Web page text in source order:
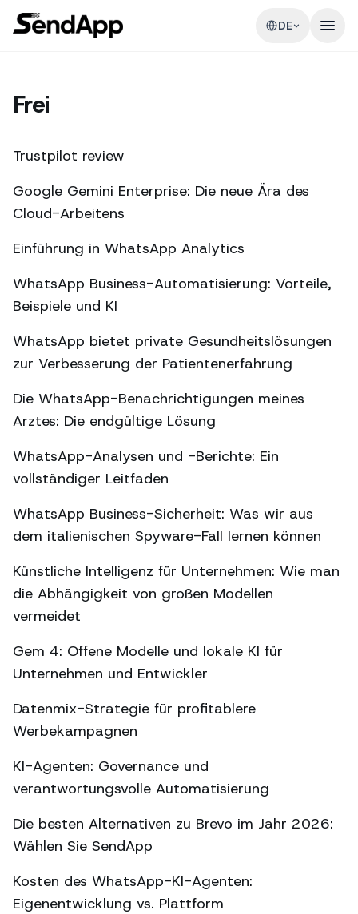
DE
Frei
Trustpilot review
Google Gemini Enterprise: Die neue Ära des
Cloud-Arbeitens
Einführung in WhatsApp Analytics
WhatsApp Business-Automatisierung: Vorteile,
Beispiele und KI
WhatsApp bietet private Gesundheitslösungen
zur Verbesserung der Patientenerfahrung
Die WhatsApp-Benachrichtigungen meines
Arztes: Die endgültige Lösung
WhatsApp-Analysen und -Berichte: Ein
vollständiger Leitfaden
WhatsApp Business-Sicherheit: Was wir aus
dem italienischen Spyware-Fall lernen können
Künstliche Intelligenz für Unternehmen: Wie man
die Abhängigkeit von großen Modellen
vermeidet
Gem 4: Offene Modelle und lokale KI für
Unternehmen und Entwickler
Datenmix-Strategie für profitablere
Werbekampagnen
KI-Agenten: Governance und
verantwortungsvolle Automatisierung
Die besten Alternativen zu Brevo im Jahr 2026:
Wählen Sie SendApp
Kosten des WhatsApp-KI-Agenten:
Eigenentwicklung vs. Plattform